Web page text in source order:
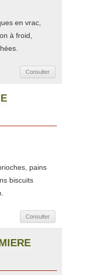
en vrac,
à froid,
Consulter
pains
biscuits
Consulter